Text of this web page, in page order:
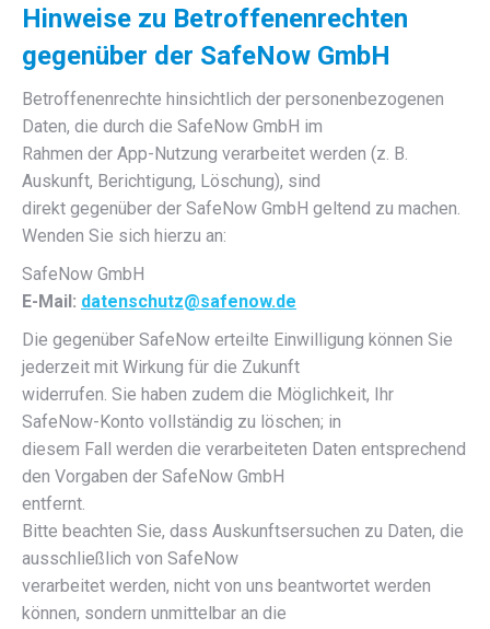
Hinweise zu Betroffenenrechten
gegenüber der SafeNow GmbH
Betroffenenrechte hinsichtlich der personenbezogenen
Daten, die durch die SafeNow GmbH im
Rahmen der App-Nutzung verarbeitet werden (z. B.
Auskunft, Berichtigung, Löschung), sind
direkt gegenüber der SafeNow GmbH geltend zu machen.
Wenden Sie sich hierzu an:
SafeNow GmbH
E-Mail: datenschutz@safenow.de
Die gegenüber SafeNow erteilte Einwilligung können Sie
jederzeit mit Wirkung für die Zukunft
widerrufen. Sie haben zudem die Möglichkeit, Ihr
SafeNow-Konto vollständig zu löschen; in
diesem Fall werden die verarbeiteten Daten entsprechend
den Vorgaben der SafeNow GmbH
entfernt.
Bitte beachten Sie, dass Auskunftsersuchen zu Daten, die
ausschließlich von SafeNow
verarbeitet werden, nicht von uns beantwortet werden
können, sondern unmittelbar an die